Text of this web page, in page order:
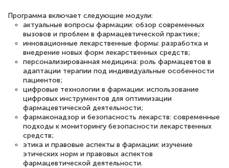
полезных материалов помогли
подготовиться к тестированию. Это
книги, методические рекомендации,
статьи. Времени на подготовку
достаточно. Курс помогает пройти
аттестацию в школе. Спасибо!
Евгения Коротких
Знаток города 2 уровня
Программа включает следующие модули:
актуальные вопросы фармации: обзор современных
вызовов и проблем в фармацевтической практике;
инновационные лекарственные формы: разработка и
внедрение новых форм лекарственных средств;
персонализированная медицина: роль фармацевтов в
адаптации терапии под индивидуальные особенности
пациентов;
цифровые технологии в фармации: использование
цифровых инструментов для оптимизации
фармацевтической деятельности;
фармаконадзор и безопасность лекарств: современные
подходы к мониторингу безопасности лекарственных
средств;
этика и правовые аспекты в фармации: изучение
этических норм и правовых аспектов
фармацевтической деятельности.